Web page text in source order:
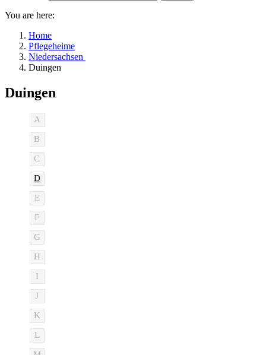
You are here:
Home
Pflegeheime
Niedersachsen
Duingen
Duingen
A
B
C
D
E
F
G
H
I
J
K
L